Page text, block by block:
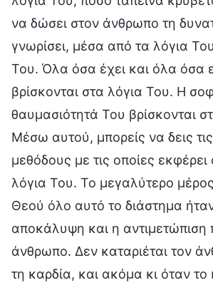
να δώσει στον άνθρωπο τη
γνωρίσει, μέσα από τα λόγια
Του. Όλα όσα έχει και όλα όσα
βρίσκονται στα λόγια Του. Η
θαυμασιότητά Του βρίσκονται
Μέσω αυτού, μπορείς να δεις
μεθόδους με τις οποίες
λόγια Του. Το μεγαλύτερο
Θεού όλο αυτό το διάστημα
αποκάλυψη και η αντιμετώπιση
άνθρωπο. Δεν καταριέται τον
τη καρδία, και ακόμα κι όταν το